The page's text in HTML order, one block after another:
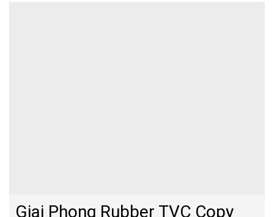
Giai Phong Rubber TVC Copy